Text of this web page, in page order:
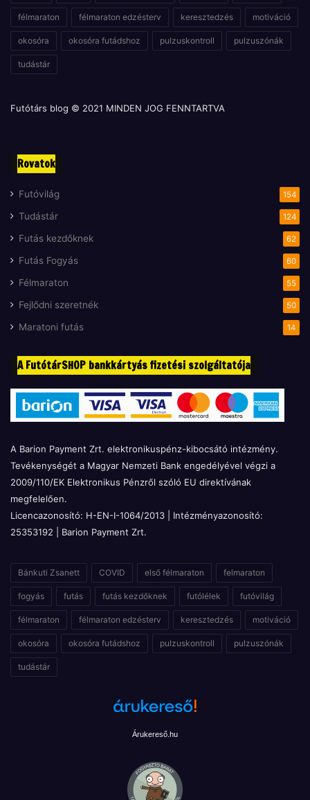
félmaraton félmaraton edzésterv keresztedzés motiváció
okosóra okosóra futádshoz pulzuskontroll pulzuszónák
tudástár
Futótárs blog © 2021 MINDEN JOG FENNTARTVA
Rovatok
Futóvilág 154
Tudástár 124
Futás kezdőknek 62
Futás Fogyás 60
Félmaraton 55
Fejlődni szeretnék 50
Maratoni futás 14
A FutótárSHOP bankkártyás fizetési szolgáltatója
A Barion Payment Zrt. elektronikuspénz-kibocsátó intézmény.
Tevékenységét a Magyar Nemzeti Bank engedélyével végzi a
2009/110/EK Elektronikus Pénzről szóló EU direktívának
megfelelően.
Licencazonosító: H-EN-I-1064/2013 | Intézményazonosító:
25353192 | Barion Payment Zrt.
Bánkuti Zsanett COVID első félmaraton felmaraton
fogyás futás futás kezdőknek futólélek futóvilág
félmaraton félmaraton edzésterv keresztedzés motiváció
okosóra okosóra futádshoz pulzuskontroll pulzuszónák
tudástár
Árukereső.hu